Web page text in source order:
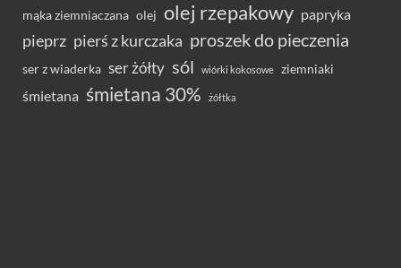
mąka ziemniaczana olej olej rzepakowy papryka
pieprz pierś z kurczaka proszek do pieczenia
ser z wiaderka ser żółty sól wiórki kokosowe ziemniaki
śmietana śmietana 30% żółtka